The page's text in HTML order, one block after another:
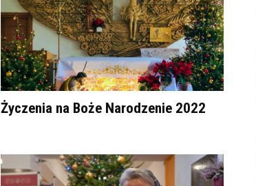
Życzenia na Boże Narodzenie 2022